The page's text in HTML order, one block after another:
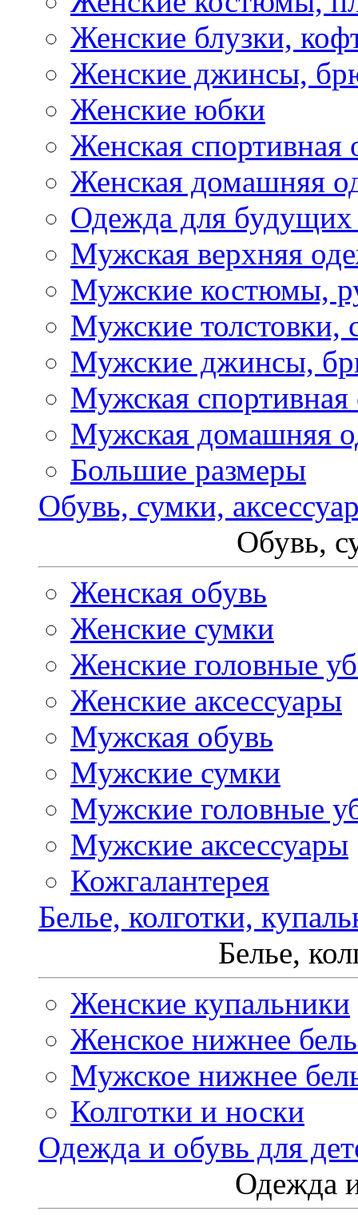
Женские блузки,
Женские джинсы,
Женские юбки
Женская спортивная
Женская домашняя
Одежда для
Мужская верхняя
Мужские костюмы,
Мужские толстовки,
Мужские джинсы,
Мужская спортивная
Мужская домашняя
Большие размеры
Обувь, сумки,
Обувь,
Женская обувь
Женские сумки
Женские головные
Женские аксессуары
Мужская обувь
Мужские сумки
Мужские головные
Мужские аксессуары
Кожгалантерея
Белье, колготки,
Белье,
Женские купальники
Женское нижнее
Мужское нижнее
Колготки и носки
Одежда и обувь для
Одежда